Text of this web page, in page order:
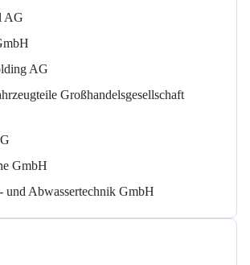
AG
AG
Großhandelsgesellschaft
GmbH
und Abwassertechnik GmbH